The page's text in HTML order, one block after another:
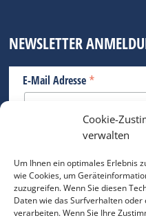
Cookie-
verwalten
Um Ihnen ein optimales Erlebnis
wie Cookies, um
zuzugreifen. Wenn Sie diesen
Daten wie das Surfverhalten
verarbeiten. Wenn Sie Ihre
NEWSLETTER
E-Mail Adresse *
Bitte geben Sie Ihre E-Mail Adresse ein.